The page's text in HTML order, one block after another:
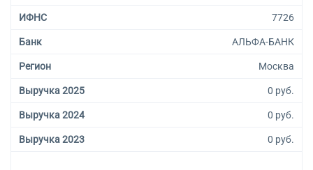
ИФНС 7726
Банк АЛЬФА-БАНК
Регион Москва
Выручка 2025 0 руб.
Выручка 2024 0 руб.
Выручка 2023 0 руб.